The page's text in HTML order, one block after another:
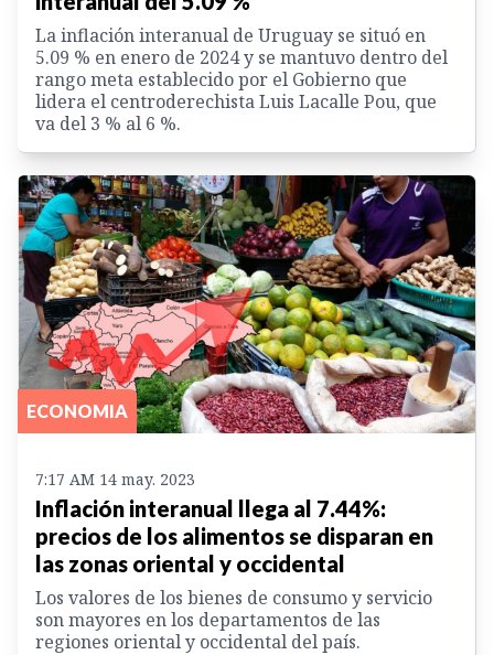
La inflación interanual de Uruguay se situó en
5.09 % en enero de 2024 y se mantuvo dentro del
rango meta establecido por el Gobierno que
lidera el centroderechista Luis Lacalle Pou, que
va del 3 % al 6 %.
ECONOMIA
7:17 AM 14 may. 2023
Inflación interanual llega al 7.44%:
precios de los alimentos se disparan en
las zonas oriental y occidental
Los valores de los bienes de consumo y servicio
son mayores en los departamentos de las
regiones oriental y occidental del país.